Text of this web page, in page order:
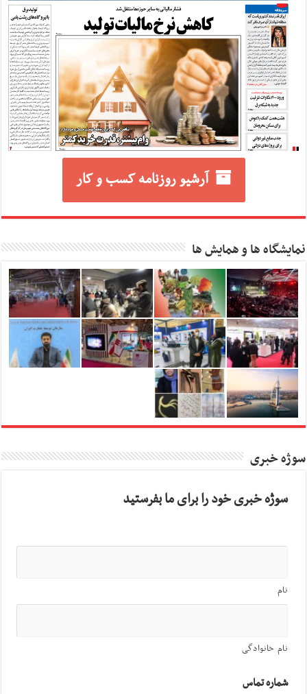
آرشیو روزنامه کسب و کار
نمایشگاه ها و همایش ها
سوژه خبری
سوژه خبری خود را برای ما بفرستید
نام
نام خانوادگی
شماره تماس